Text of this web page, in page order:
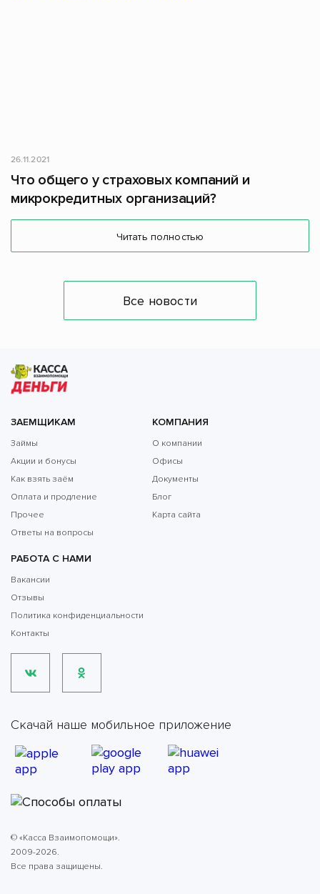
26.11.2021
Что общего у страховых компаний и
микрокредитных организаций?
Читать полностью
Все новости
ЗАЕМЩИКАМ
Займы
Акции и бонусы
Как взять заём
Оплата и продление
Прочее
Ответы на вопросы
КОМПАНИЯ
О компании
Офисы
Документы
Блог
Карта сайта
РАБОТА С НАМИ
Вакансии
Отзывы
Политика конфиденциальности
Контакты
Скачай наше мобильное приложение
© «Касса Взаимопомощи».
2009-2026.
Все права защищены.